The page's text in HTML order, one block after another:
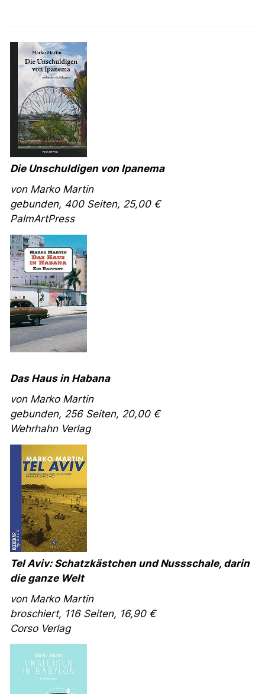
Die Unschuldigen von Ipanema
von Marko Martin
gebunden, 400 Seiten, 25,00 €
PalmArtPress
Das Haus in Habana
von Marko Martin
gebunden, 256 Seiten, 20,00 €
Wehrhahn Verlag
Tel Aviv: Schatzkästchen und Nussschale, darin
die ganze Welt
von Marko Martin
broschiert, 116 Seiten, 16,90 €
CorsoVerlag